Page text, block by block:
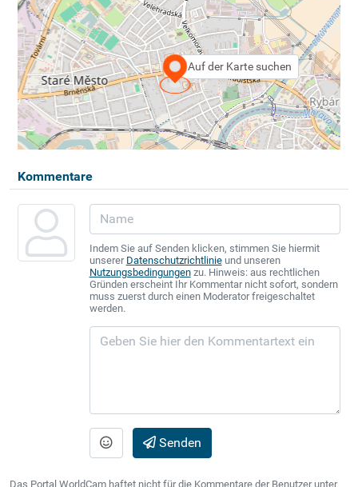
Auf der Karte suchen
Kommentare
Indem Sie auf Senden klicken, stimmen Sie hiermit
unserer Datenschutzrichtlinieund unseren
Nutzungsbedingungenzu. Hinweis: aus rechtlichen
Gründen erscheint Ihr Kommentar nicht sofort, sondern
muss zuerst durch einen Moderator freigeschaltet
werden.
Senden
Das Portal WorldCam haftet nicht für die Kommentare der Benutzer unter